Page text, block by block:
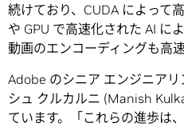
続けており、CUDA によって
や GPU で高速化された AI に
動画のエンコーディングも高
Adobe のシニア エンジニア
シュ クルカルニ (Manish
ています。「これらの進歩は